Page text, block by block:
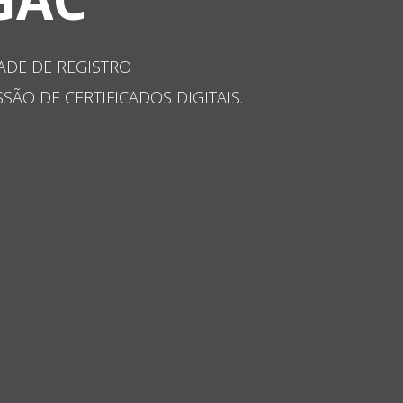
REGISTRO
PRODUTO